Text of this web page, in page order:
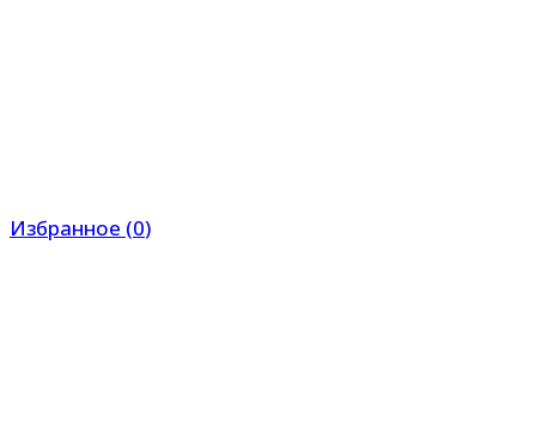
Избранное (0)